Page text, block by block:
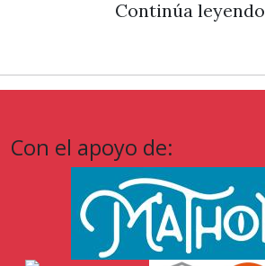
Continúa leyendo
Con el apoyo de: